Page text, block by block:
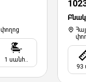
1 սանհ..
93